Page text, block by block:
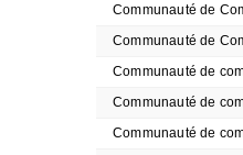
Communauté de
Communauté de
Communauté de
Communauté de
Communauté de